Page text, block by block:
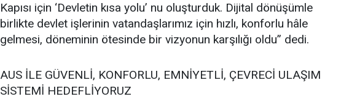
Kapısı için ‘Devletin kısa yolu’ nu oluşturduk. Dijital dönüşümle
birlikte devlet işlerinin vatandaşlarımız için hızlı, konforlu hâle
gelmesi, döneminin ötesinde bir vizyonun karşılığı oldu” dedi.
AUS İLE GÜVENLİ, KONFORLU, EMNİYETLİ, ÇEVRECİ ULAŞIM
SİSTEMİ HEDEFLİYORUZ